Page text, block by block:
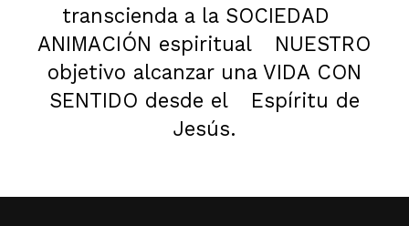
transcienda a la SOCIEDAD
ANIMACIÓN espiritual
NUESTRO
objetivo alcanzar una VIDA CON
SENTIDO desde el
Espíritu de
Jesús.